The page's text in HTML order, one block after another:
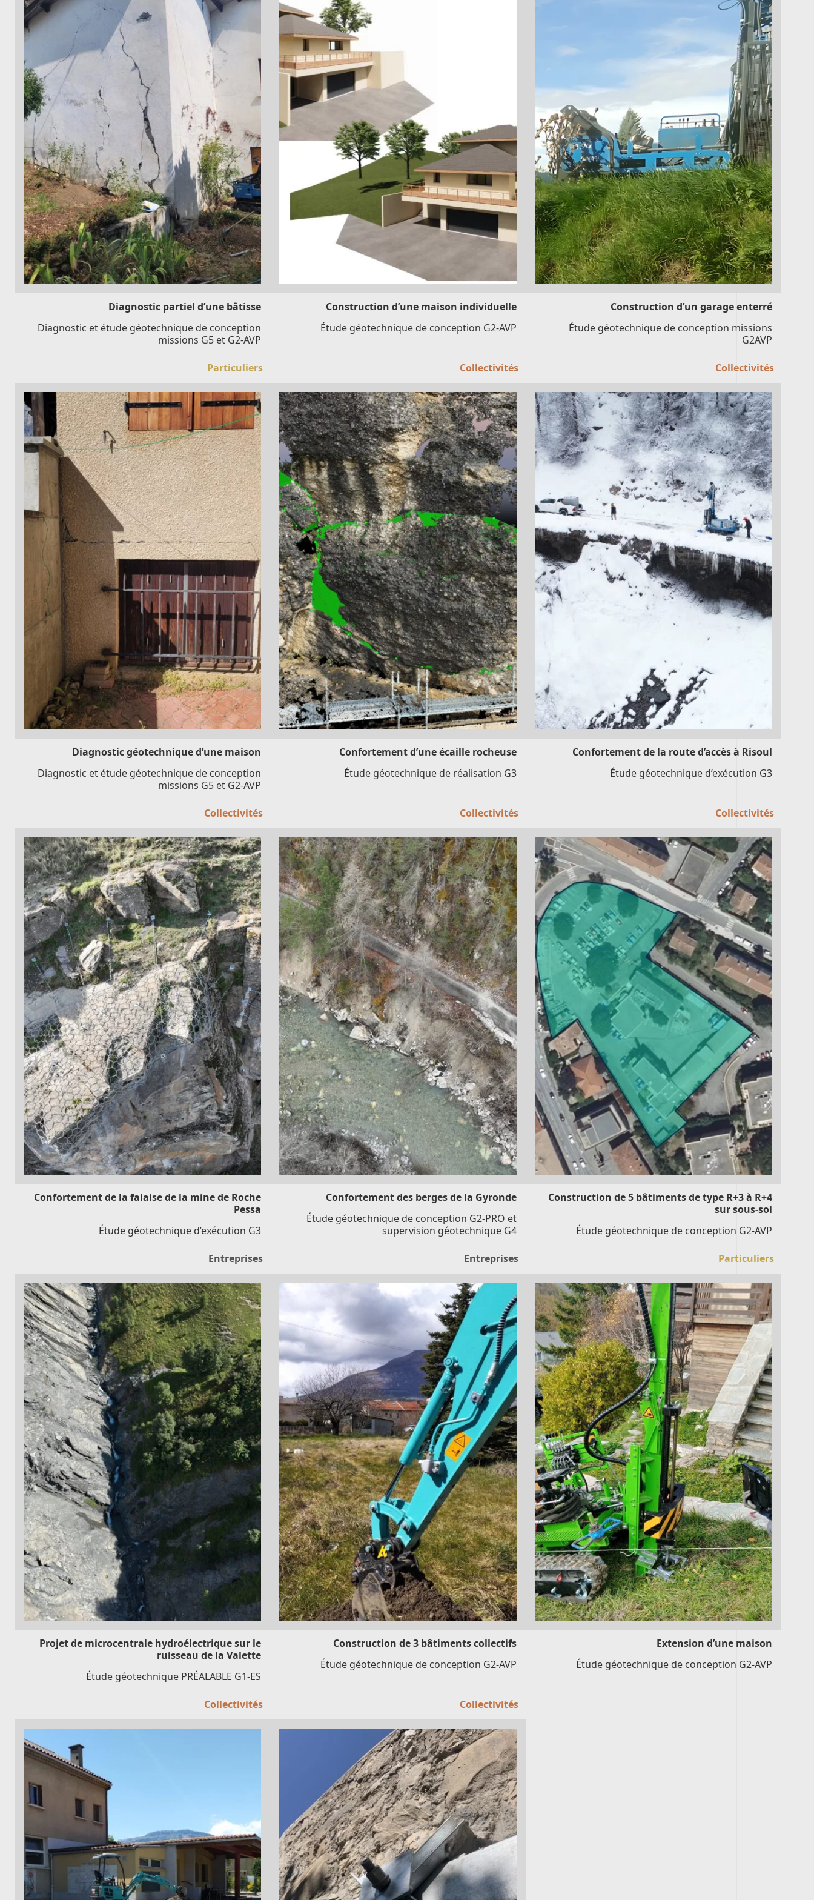
Diagnostic partiel d’une bâtisse
Diagnostic et étude géotechnique de conception
missions G5 et G2-AVP
Construction d’une maison individuelle
Étude géotechnique de conception G2-AVP
Construction d’un garage enterré
Étude géotechnique de conception missions
G2AVP
Particuliers
Diagnostic géotechnique d’une maison
Diagnostic et étude géotechnique de conception
missions G5 et G2-AVP
Collectivités
Confortement d’une écaille rocheuse
Étude géotechnique de réalisation G3
Collectivités
Confortement de la route d’accès à Risoul
Étude géotechnique d’exécution G3
Collectivités
Confortement de la falaise de la mine de Roche
Pessa
Étude géotechnique d’exécution G3
Collectivités
Confortement des berges de la Gyronde
Étude géotechnique de conception G2-PRO et
supervision géotechnique G4
Collectivités
Construction de 5 bâtiments de type R+3 à R+4
sur sous-sol
Étude géotechnique de conception G2-AVP
Entreprises
Projet de microcentrale hydroélectrique sur le
ruisseau de la Valette
Étude géotechnique PRÉALABLE G1-ES
Entreprises
Construction de 3 bâtiments collectifs
Étude géotechnique de conception G2-AVP
Particuliers
Extension d’une maison
Étude géotechnique de conception G2-AVP
Collectivités Collectivités